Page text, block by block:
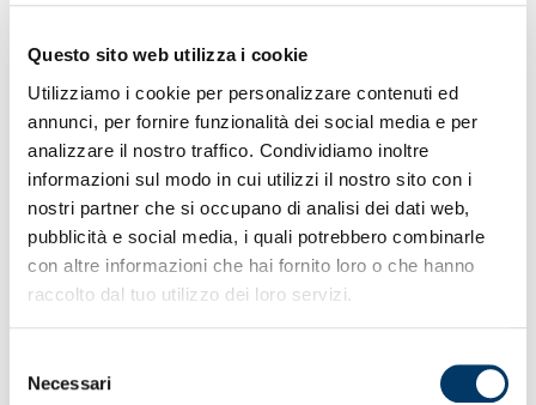
Questo sito web utilizza i cookie
Utilizziamo i cookie per personalizzare contenuti ed
annunci, per fornire funzionalità dei social media e per
analizzare il nostro traffico. Condividiamo inoltre
informazioni sul modo in cui utilizzi il nostro sito con i
nostri partner che si occupano di analisi dei dati web,
pubblicità e social media, i quali potrebbero combinarle
con altre informazioni che hai fornito loro o che hanno
raccolto dal tuo utilizzo dei loro servizi.
delNecessari
celebrare l’uscita all’estero, su Prime Video, del docu-
possibile negli Stati Uniti, Australia, Canada, Regno
Unito, Europa e Sudamerica. Una buona notizia per
migliaia di supporter.
Dopo il successo nelle sale cinematografiche italiane,
su Prime Video il film è disponibile da pochi giorni con
i sottotitoli in spagnolo e inglese. Un’operazione voluta
dalla società per rendere omaggio allo straordinario
senso di appartenenza della tifoseria e dare valore al
processo di internalizzazione del club.
Le maglie warm-up sono acquistabili singolarmente,
fino a esaurimento disponibilità, sull’e-commerce
personalizzazione. I prezzi dell’offerta e della promo.